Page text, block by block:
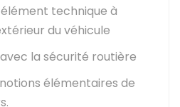
technique à
du véhicule
la sécurité routière
élémentaires de